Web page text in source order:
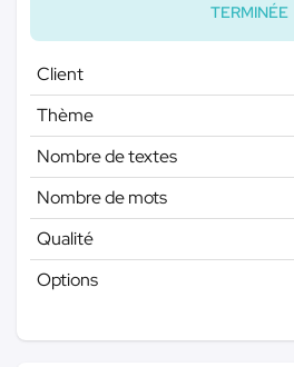
TERMINÉE
Client
Thème
Nombre de textes
Nombre de mots
Qualité
Options